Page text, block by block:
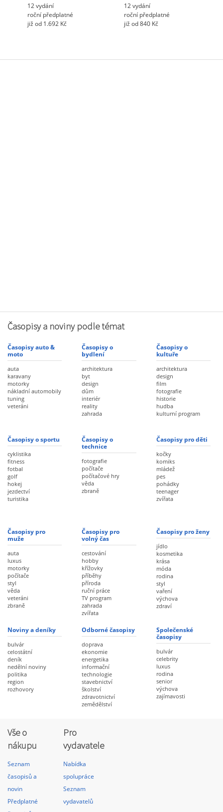
12 vydání
roční předplatné
již od 1.692 Kč
12 vydání
roční předplatné
již od 840 Kč
Časopisy a noviny podle témat
Časopisy auto &
moto
auta
karavany
motorky
nákladní automobily
tuning
veteráni
Časopisy o
bydlení
architektura
byt
design
dům
interiér
reality
zahrada
Časopisy o
kultuře
architektura
design
film
fotografie
historie
hudba
kulturní program
Časopisy o sportu
cyklistika
fitness
fotbal
golf
hokej
jezdectví
turistika
Časopisy o
technice
fotografie
počítače
počítačové hry
věda
zbraně
Časopisy pro děti
kočky
komiks
mládež
pes
pohádky
teenager
zvířata
Časopisy pro
muže
auta
luxus
motorky
počítače
styl
věda
veteráni
zbraně
Časopisy pro
volný čas
cestování
hobby
křížovky
příběhy
příroda
ruční práce
TV program
zahrada
zvířata
Časopisy pro ženy
jídlo
kosmetika
krása
móda
rodina
styl
vaření
výchova
zdraví
Noviny a deníky
bulvár
celostátní
deník
nedělní noviny
politika
region
rozhovory
Odborné časopisy
doprava
ekonomie
energetika
informační
technologie
stavebnictví
školství
zdravotnictví
zemědělství
Společenské
časopisy
bulvár
celebrity
luxus
rodina
senior
výchova
zajímavosti
Vše o
nákupu
Seznam
časopisů a
novin
Předplatné
Pro
vydavatele
Nabídka
spolupráce
Seznam
vydavatelů